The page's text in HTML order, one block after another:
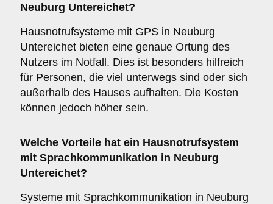
Neuburg Untereichet?
Hausnotrufsysteme mit GPS in Neuburg
Untereichet bieten eine genaue Ortung des
Nutzers im Notfall. Dies ist besonders hilfreich
für Personen, die viel unterwegs sind oder sich
außerhalb des Hauses aufhalten. Die Kosten
können jedoch höher sein.
Welche Vorteile hat ein Hausnotrufsystem
mit Sprachkommunikation in Neuburg
Untereichet?
Systeme mit Sprachkommunikation in Neuburg